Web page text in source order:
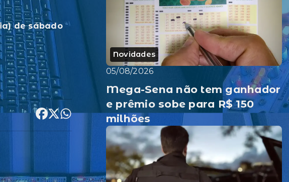
de sábado
Novidades
05/08/2026
Mega-Sena não tem ganhador
e prêmio sobe para R$ 150
milhões